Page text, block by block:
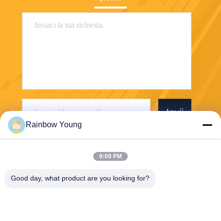
Invii
Rainbow Young
9:09 PM
Good day, what product are you looking for?